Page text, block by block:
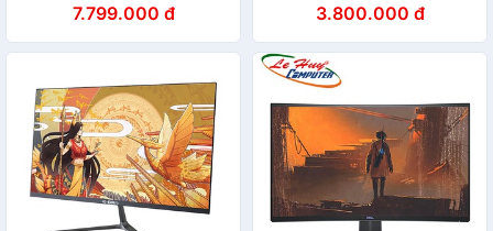
7.799.000 đ 3.800.000 đ